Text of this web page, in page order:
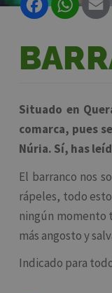
Situado en
comarca, pues
Núria. Sí, has
El barranco nos
rápeles, todo
ningún momento
más angosto y
Indicado para